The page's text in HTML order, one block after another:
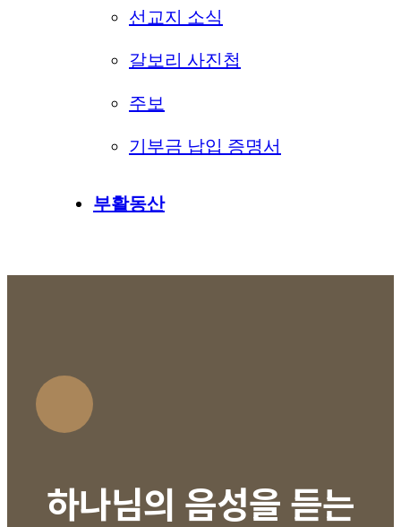
선교지 소식
갈보리 사진첩
주보
기부금 납입 증명서
부활동산
하나님의 음성을 듣는